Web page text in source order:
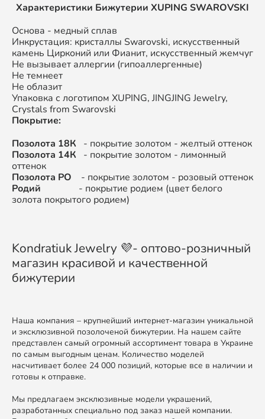
Характеристики Бижутерии XUPING SWAROVSKI
Основа - медный сплав
Инкрустация: кристаллы Swarovski, искусственный
камень Цирконий или Фианит, искусственный жемчуг
Не вызывает аллергии (гипоаллергенные)
Не темнеет
Не облазит
Упаковка с логотипом XUPING, JINGJING Jewelry,
Crystals from Swarovski
Покрытие:
Позолота 18К - покрытие золотом - желтый оттенок
Позолота 14К - покрытие золотом - лимонный
оттенок
Позолота РО
- покрытие золотом - розовый оттенок
Родий - покрытие родием (цвет белого
золота покрытого родием)
Kondratiuk Jewelry 💜- оптово-розничный
магазин красивой и качественной
бижутерии
Наша компания – крупнейший интернет-магазин уникальной
и эксклюзивной позолоченой бижутерии. На нашем сайте
представлен самый огромный ассортимент товара в Украине
по самым выгодным ценам. Количество моделей
насчитивает более 24 000 позиций, которые все в наличии и
готовы к отправке.
Мы предлагаем эксклюзивные модели украшений,
разработанных специально под заказ нашей компании.